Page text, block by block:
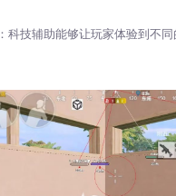
：科技辅助能够让玩家体验到不